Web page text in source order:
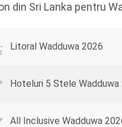
din Sri Lanka pentru
Litoral Wadduwa 2026
Hoteluri 5 Stele Wadduwa
All Inclusive Wadduwa